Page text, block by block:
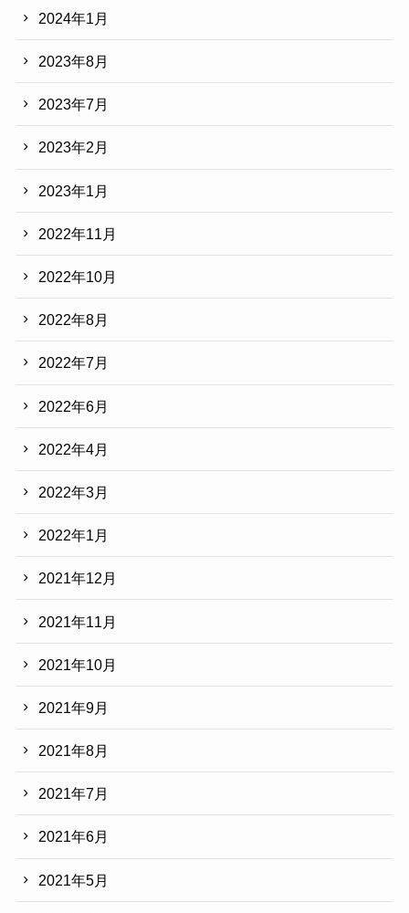
2024年1月
2023年8月
2023年7月
2023年2月
2023年1月
2022年11月
2022年10月
2022年8月
2022年7月
2022年6月
2022年4月
2022年3月
2022年1月
2021年12月
2021年11月
2021年10月
2021年9月
2021年8月
2021年7月
2021年6月
2021年5月